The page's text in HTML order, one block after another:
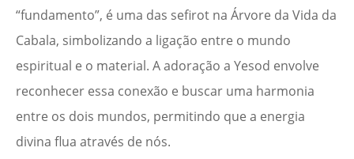
“fundamento”, é uma das sefirot na Árvore da Vida da
Cabala, simbolizando a ligação entre o mundo
espiritual e o material. A adoração a Yesod envolve
reconhecer essa conexão e buscar uma harmonia
entre os dois mundos, permitindo que a energia
divina flua através de nós.